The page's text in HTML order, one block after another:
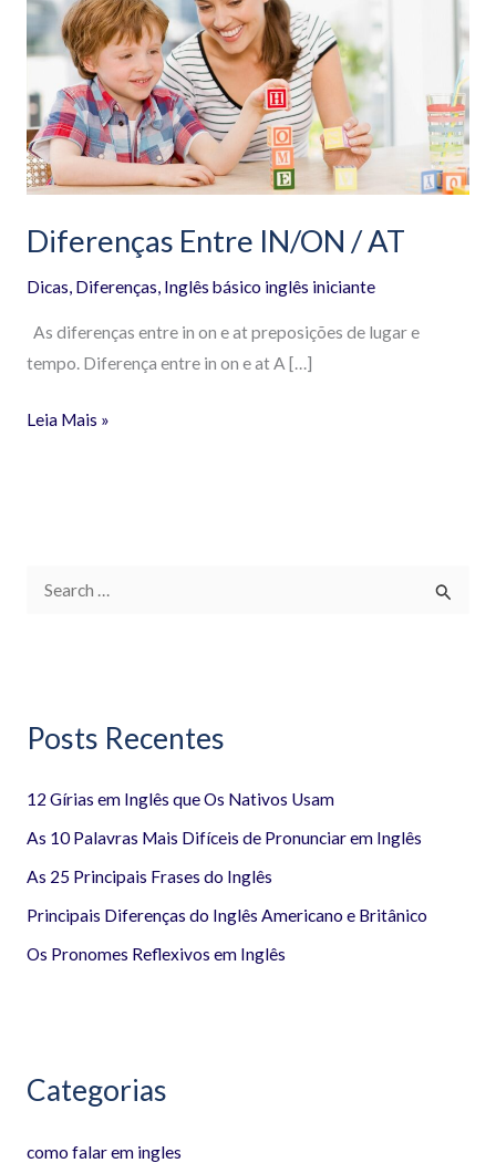
Diferenças Entre IN/ON / AT
Dicas, Diferenças, Inglês básico inglês iniciante
As diferenças entre in on e at preposições de lugar e
tempo. Diferença entre in on e at A […]
Entre
IN/ON
AT
Leia Mais »
u
s
a
r
Posts Recentes
12 Gírias em Inglês que Os Nativos Usam
As 10 Palavras Mais Difíceis de Pronunciar em Inglês
As 25 Principais Frases do Inglês
Principais Diferenças do Inglês Americano e Britânico
Os Pronomes Reflexivos em Inglês
Categorias
como falar em ingles